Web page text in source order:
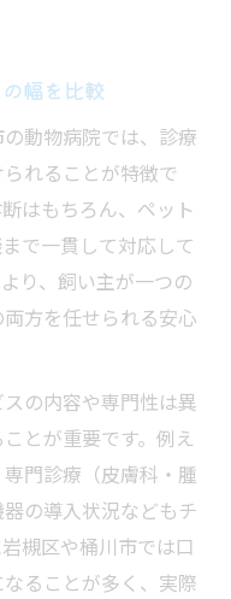
幅を比較
動物病院では、診療
れることが特徴で
はもちろん、ペット
で一貫して対応して
り、飼い主が一つの
方を任せられる安心
の内容や専門性は異
とが重要です。例え
門診療（皮膚科・腫
の導入状況などもチ
槻区や桶川市では口
ることが多く、実際